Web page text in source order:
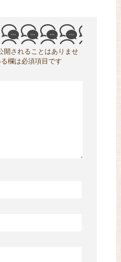
開されることはありませ
欄は必須項目です